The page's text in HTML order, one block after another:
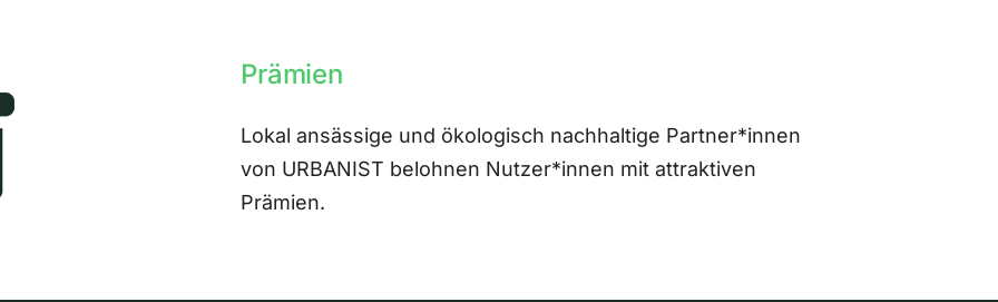
Prämien
Lokal ansässige und ökologisch nachhaltige Partner*innen
von URBANIST belohnen Nutzer*innen mit attraktiven
Prämien.